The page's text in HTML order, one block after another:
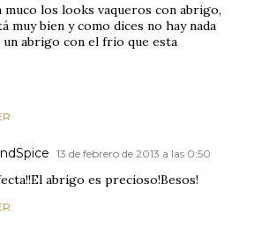
muco los looks vaqueros con abrigo,
muy bien y como dices no hay nada
abrigo con el frio que esta
13 de febrero de 2013 a las 0:50
abrigo es precioso!Besos!